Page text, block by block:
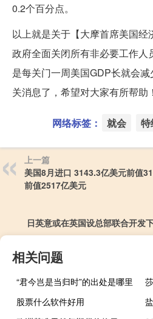
0.2个百分点。
以上就是关于【大摩首席美国经
政府全面关闭所有非必要工作人
是每关门一周美国GDP长就会
关消息了，希望对大家有所帮助！
网络标签： 就会 特
上一篇
美国8月进口 3143.3亿美元前值
前值2517亿美元
日英意或在英国设总部联合开发
相关问题
“君今岂是当归时”的出处是哪里
股票什么软件好用